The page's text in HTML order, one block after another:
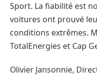
Sport. La fiabilité est
voitures ont prouvé
conditions extrêmes.
TotalEnergies et Cap
Olivier Jansonnie,